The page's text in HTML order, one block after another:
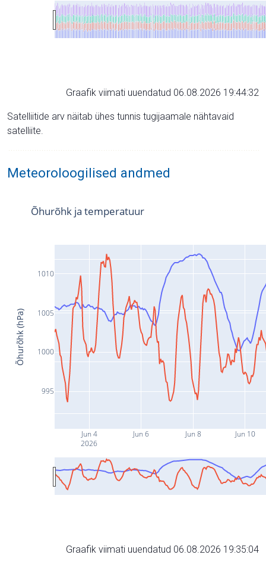
Graafik viimati uuendatud 06.08.2026 19:44:32
Satelliitide arv näitab ühes tunnis tugijaamale nähtavaid
satelliite.
Meteoroloogilised andmed
Jun 4
2026
Jun 6 Jun 8 Jun 10
995
1000
1005
1010
Õhurõhk ja temperatuur
Õhurõhk (hPa)
Graafik viimati uuendatud 06.08.2026 19:35:04